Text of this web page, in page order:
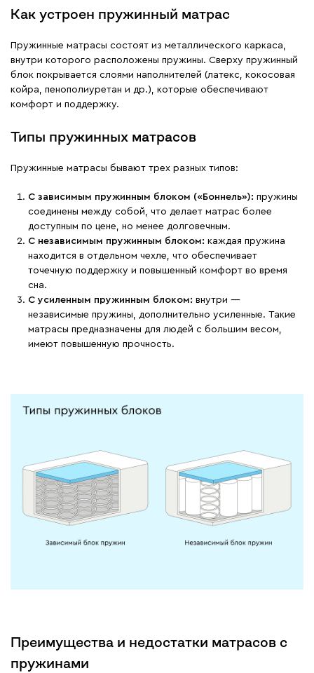
Как устроен пружинный матрас
Пружинные матрасы состоят из металлического каркаса,
внутри которого расположены пружины. Сверху пружинный
блок покрывается слоями наполнителей (латекс, кокосовая
койра, пенополиуретан и др.), которые обеспечивают
комфорт и поддержку.
Типы пружинных матрасов
Пружинные матрасы бывают трех разных типов:
С зависимым пружинным блоком («Боннель»): пружины
соединены между собой, что делает матрас более
доступным по цене, но менее долговечным.
С независимым пружинным блоком: каждая пружина
находится в отдельном чехле, что обеспечивает
точечную поддержку и повышенный комфорт во время
сна.
С усиленным пружинным блоком: внутри —
независимые пружины, дополнительно усиленные. Такие
матрасы предназначены для людей с большим весом,
имеют повышенную прочность.
Преимущества и недостатки матрасов с
пружинами